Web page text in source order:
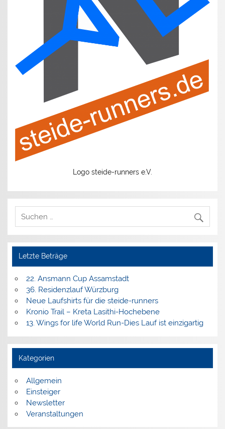
Logo steide-runners e.V.
Letzte Beträge
22. Ansmann Cup Assamstadt
36. Residenzlauf Würzburg
Neue Laufshirts für die steide-runners
Kronio Trail – Kreta Lasithi-Hochebene
13. Wings for life World Run-Dies Lauf ist einzigartig
Kategorien
Allgemein
Einsteiger
Newsletter
Veranstaltungen